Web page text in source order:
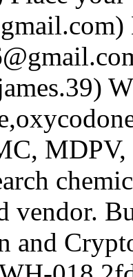
MDPV,
vendor.